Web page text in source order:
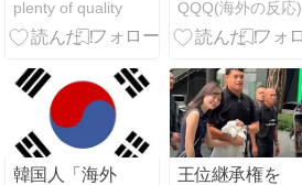
た国格をサッ
カー選手が足
で蹴り飛ばす
ね」
で劇的決勝
へ！杉浦悠太
落ち
plenty of quality
の巣に突撃
「ハチからし
ツ戦車が家に
来るんだぞ」
【海外の反
応】
QQQ(海外の反応)
韓国人「海外
王位継承権を